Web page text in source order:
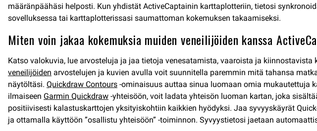
määränpäähäsi helposti. Kun yhdistät ActiveCaptainin karttaplotteriin, tietosi
sovelluksessa tai karttaplotterissasi saumattoman kokemuksen takaamiseksi.
Miten voin jakaa kokemuksia muiden veneilijöiden kanssa
Katso valokuvia, lue arvosteluja ja jaa tietoja venesatamista, vaaroista ja kiinnostavista
veneilijöiden arvostelujen ja kuvien avulla voit suunnitella paremmin mitä tahansa
näytöltäsi. Quickdraw Contours -ominaisuus auttaa sinua luomaan omia mukautettuja
ilmaiseen Garmin Quickdraw -yhteisöön, voit ladata yhteisön luoman kartan, joka
positiivisesti kalastuskarttojen yksityiskohtiin kaikkien hyödyksi. Jaa syvyyskäyrät
ja ottamalla käyttöön ”osallistu yhteisöön” -toiminnon. Syvyystietosi jaetaan